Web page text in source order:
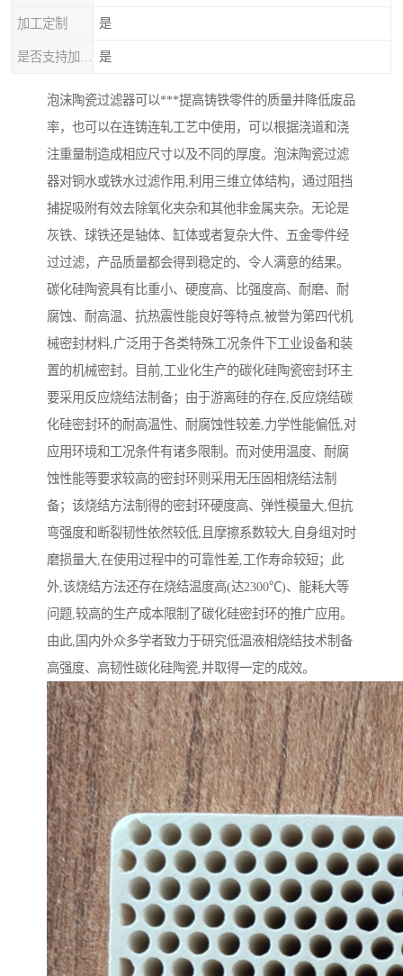
加工定制 是
是
泡沫陶瓷过滤器可以***提高铸铁零件的质量并降低废品
率，也可以在连铸连轧工艺中使用，可以根据浇道和浇
注重量制造成相应尺寸以及不同的厚度。泡沫陶瓷过滤
器对铜水或铁水过滤作用,利用三维立体结构，通过阻挡
捕捉吸附有效去除氧化夹杂和其他非金属夹杂。无论是
灰铁、球铁还是轴体、缸体或者复杂大件、五金零件经
过过滤，产品质量都会得到稳定的、令人满意的结果。
碳化硅陶瓷具有比重小、硬度高、比强度高、耐磨、耐
腐蚀、耐高温、抗热震性能良好等特点,被誉为第四代机
械密封材料,广泛用于各类特殊工况条件下工业设备和装
置的机械密封。目前,工业化生产的碳化硅陶瓷密封环主
要采用反应烧结法制备；由于游离硅的存在,反应烧结碳
化硅密封环的耐高温性、耐腐蚀性较差,力学性能偏低,对
应用环境和工况条件有诸多限制。而对使用温度、耐腐
蚀性能等要求较高的密封环则采用无压固相烧结法制
备；该烧结方法制得的密封环硬度高、弹性模量大,但抗
弯强度和断裂韧性依然较低,且摩擦系数较大,自身组对时
磨损量大,在使用过程中的可靠性差,工作寿命较短；此
外,该烧结方法还存在烧结温度高(达2300℃)、能耗大等
问题,较高的生产成本限制了碳化硅密封环的推广应用。
由此,国内外众多学者致力于研究低温液相烧结技术制备
高强度、高韧性碳化硅陶瓷,并取得一定的成效。